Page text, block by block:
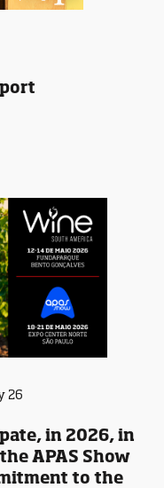
26
in 2026, in
APAS Show
to the